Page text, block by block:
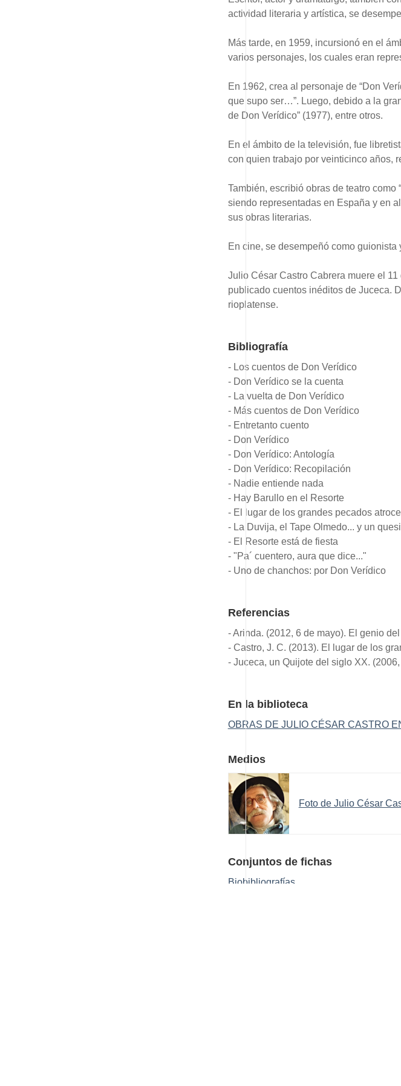
actividad literaria y artística, se
Más tarde, en 1959, incursionó en el
varios personajes, los cuales eran
En 1962, crea al personaje de “Don
que supo ser…”. Luego, debido a la
de Don Verídico” (1977), entre otros.
En el ámbito de la televisión, fue
con quien trabajo por veinticinco años,
También, escribió obras de teatro como
siendo representadas en España y en
sus obras literarias.
En cine, se desempeñó como guionista
Julio César Castro Cabrera muere el
publicado cuentos inéditos de Juceca.
rioplatense.
Bibliografía
- Los cuentos de Don Verídico
- Don Verídico se la cuenta
- La vuelta de Don Verídico
- Más cuentos de Don Verídico
- Entretanto cuento
- Don Verídico
- Don Verídico: Antología
- Don Verídico: Recopilación
- Nadie entiende nada
- Hay Barullo en el Resorte
- El lugar de los grandes pecados
- La Duvija, el Tape Olmedo... y un
- El Resorte está de fiesta
- "Pa´ cuentero, aura que dice..."
- Uno de chanchos: por Don Verídico
Referencias
- Arinda. (2012, 6 de mayo). El genio
- Castro, J. C. (2013). El lugar de los
- Juceca, un Quijote del siglo XX.
En la biblioteca
OBRAS DE JULIO CÉSAR CASTRO
Medios
Foto de Julio César
Conjuntos de fichas
Biobibliografías